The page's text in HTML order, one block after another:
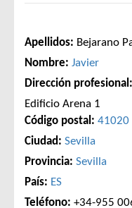
Apellidos: Bejarano
Nombre: Javier
Dirección profesional:
Edificio Arena 1
Código postal: 41020
Ciudad: Sevilla
Provincia: Sevilla
País: ES
Teléfono: +34-955